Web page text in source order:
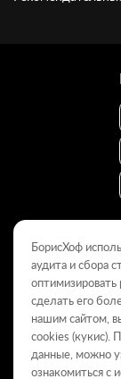
© 2009–2026
Данный
является
437 ГК РФ. Для
дилерские
БорисХоф
аудита и сбора
оптимизировать
сделать его
нашим сайтом,
cookies (кукиc).
данные, можно
ознакомиться с